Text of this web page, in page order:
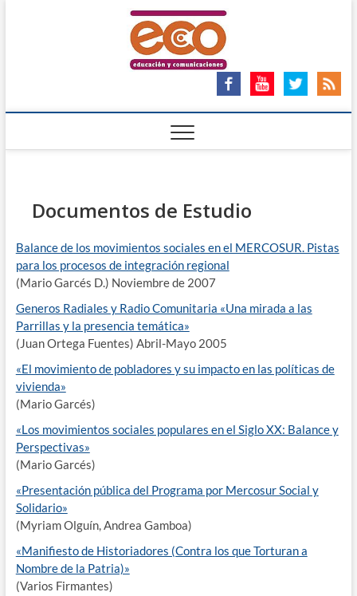
Ong
Documentos de Estudio
Balance de los movimientos sociales en el MERCOSUR. Pistas
para los procesos de integración regional
(Mario Garcés D.) Noviembre de 2007
Generos Radiales y Radio Comunitaria «Una mirada a las
Parrillas y la presencia temática»
(Juan Ortega Fuentes) Abril-Mayo 2005
«El movimiento de pobladores y su impacto en las políticas de
vivienda»
(Mario Garcés)
«Los movimientos sociales populares en el Siglo XX: Balance y
Perspectivas»
(Mario Garcés)
«Presentación pública del Programa por Mercosur Social y
Solidario»
(Myriam Olguín, Andrea Gamboa)
«Manifiesto de Historiadores (Contra los que Torturan a
Nombre de la Patria)»
(Varios Firmantes)